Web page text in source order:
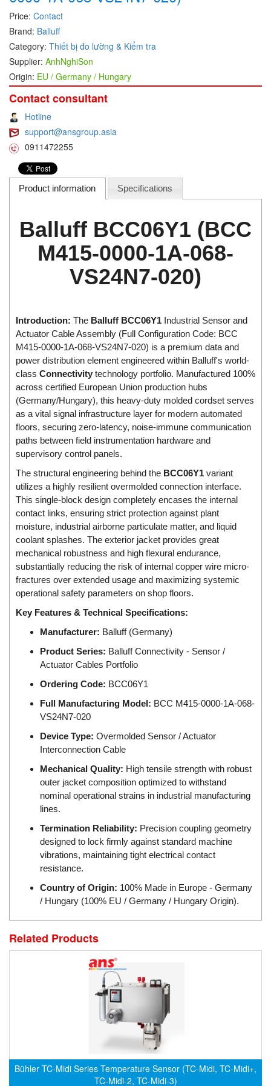
DEIF
Delmhorst VietNam
DELTA
Delta Ohm
Delta sensor
Delta-mobrey
DEMA Engineering/ Foam- IT
DESAX
DET-TRONICS
Deublin
Dias Infrared
DINA Elektronik
Dixon Valve
Doctor Led Vietnam
DOLD - Autho ANS
Dold Vietnam
Dongdo Tech
Donghwa Valve
Dongkun
Dosing Pump
DR. NEUMANN Peltier-Technik
Driesen Kern
Dropsa Vietnam
Druck
DSTI
DUCATI
Duclean
Dukin Besko
Dunkermotoren
Durag
Dwyer
E+E ELEKTRONIK
E+H
Earthtech
EBMPAPST
ECKERLE
Ecom-EX
ECONEX
Edward
EGE Elektronik
Eilersen Vietnam
Electronic Design System S.R.L Vietnam
Electronics Inc. Viet Nam
Price: Contact
Brand: Balluff
Category: Thiết bị đo lường & Kiểm tra
Supplier: AnhNghiSon
Origin: EU / Germany / Hungary
Contact consultant
Hotline
support@ansgroup.asia
0911472255
Product information Specifications
Balluff BCC06Y1 (BCC
M415-0000-1A-068-
VS24N7-020)
Introduction: The Balluff BCC06Y1 Industrial Sensor and
Actuator Cable Assembly (Full Configuration Code: BCC
M415-0000-1A-068-VS24N7-020) is a premium data and
power distribution element engineered within Balluff's world-
class Connectivity technology portfolio. Manufactured 100%
across certified European Union production hubs
(Germany/Hungary), this heavy-duty molded cordset serves
as a vital signal infrastructure layer for modern automated
floors, securing zero-latency, noise-immune communication
paths between field instrumentation hardware and
supervisory control panels.
The structural engineering behind the BCC06Y1 variant
utilizes a highly resilient overmolded connection interface.
This single-block design completely encases the internal
contact links, ensuring strict protection against plant
moisture, industrial airborne particulate matter, and liquid
coolant splashes. The exterior jacket provides great
mechanical robustness and high flexural endurance,
substantially reducing the risk of internal copper wire micro-
fractures over extended usage and maximizing systemic
operational safety parameters on shop floors.
Key Features & Technical Specifications:
Manufacturer: Balluff (Germany)
Product Series: Balluff Connectivity - Sensor /
Actuator Cables Portfolio
Ordering Code: BCC06Y1
Full Manufacturing Model: BCC M415-0000-1A-068-
VS24N7-020
Device Type: Overmolded Sensor / Actuator
Interconnection Cable
Mechanical Quality: High tensile strength with robust
outer jacket composition optimized to withstand
nominal operational strains in industrial manufacturing
lines.
Termination Reliability: Precision coupling geometry
designed to lock firmly against standard machine
vibrations, maintaining tight electrical contact
resistance.
Country of Origin: 100% Made in Europe - Germany
/ Hungary (100% EU / Germany / Hungary Origin).
Related Products
Bühler TC-Midi Series Temperature Sensor (TC-Midi, TC-Midi+,
TC-Midi-2, TC-Midi-3)